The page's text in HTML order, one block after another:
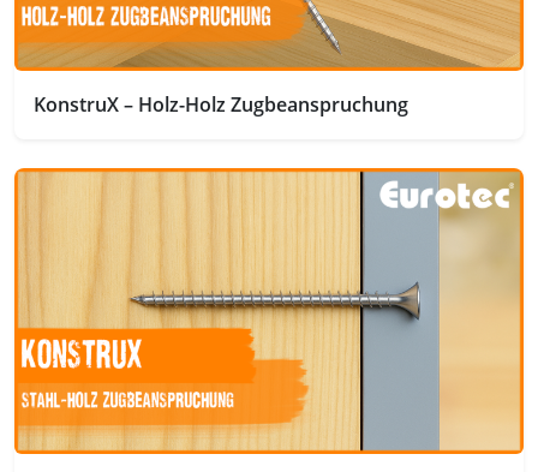
KonstruX – Holz-Holz Zugbeanspruchung